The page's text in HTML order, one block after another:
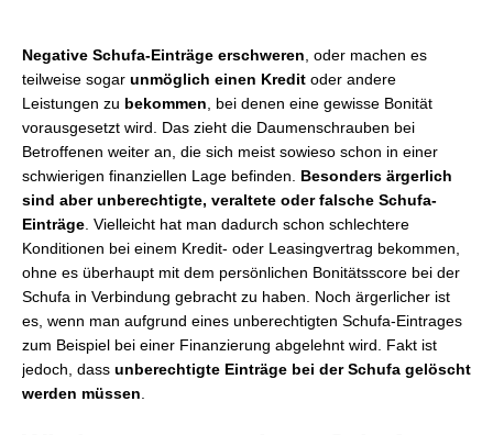
Negative Schufa-Einträge erschweren , oder machen es
teilweise sogar unmöglich einen Kredit oder andere
Leistungen zu bekommen , bei denen eine gewisse Bonität
vorausgesetzt wird. Das zieht die Daumenschrauben bei
Betroffenen weiter an, die sich meist sowieso schon in einer
schwierigen finanziellen Lage befinden. Besonders ärgerlich
sind aber unberechtigte, veraltete oder falsche Schufa-
Einträge . Vielleicht hat man dadurch schon schlechtere
Konditionen bei einem Kredit- oder Leasingvertrag bekommen,
ohne es überhaupt mit dem persönlichen Bonitätsscore bei der
Schufa in Verbindung gebracht zu haben. Noch ärgerlicher ist
es, wenn man aufgrund eines unberechtigten Schufa-Eintrages
zum Beispiel bei einer Finanzierung abgelehnt wird. Fakt ist
jedoch, dass unberechtigte Einträge bei der Schufa gelöscht
werden müssen